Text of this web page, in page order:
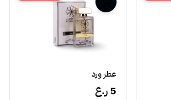
عطر ورد
5 ر.ع